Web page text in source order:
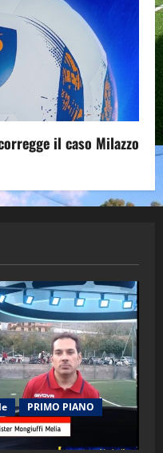
il caso Milazzo
PRIMO PIANO